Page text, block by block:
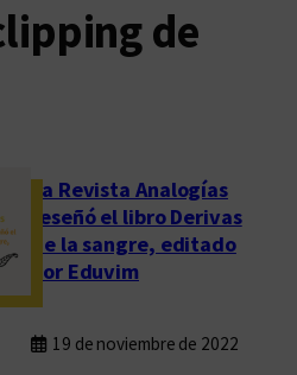
de
La Revista Analogías
reseñó el libro Derivas
de la sangre, editado
por Eduvim
19 de noviembre de 2022